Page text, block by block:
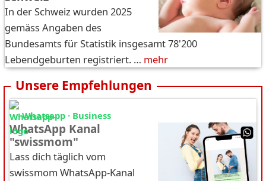
In der Schweiz wurden 2025
gemäss Angaben des
Bundesamts für Statistik insgesamt 78'200
Lebendgeburten registriert. … mehr
Unsere Empfehlungen
Whatsapp · Business
WhatsApp Kanal
"swissmom"
Lass dich täglich vom
swissmom WhatsApp-Kanal